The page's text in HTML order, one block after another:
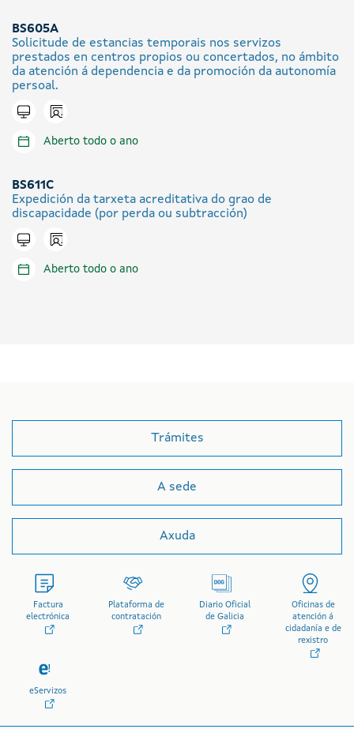
BS605A
Solicitude de estancias temporais nos servizos
prestados en centros propios ou concertados, no ámbito
da atención á dependencia e da promoción da autonomía
persoal.
Tramitar en liña
Icono presencial
Aberto todo o ano
BS611C
Expedición da tarxeta acreditativa do grao de
discapacidade (por perda ou subtracción)
Tramitar en liña
Icono presencial
Aberto todo o ano
Trámites
A sede
Axuda
Factura
electrónica
Plataforma de
contratación
Diario Oficial
de Galicia
Oficinas de
atención á
cidadanía e de
rexistro
eServizos